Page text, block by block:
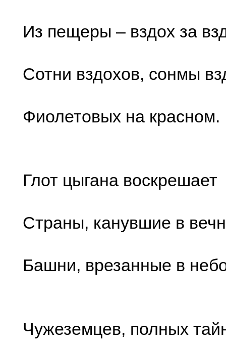
Из пещеры – вздох за
Сотни вздохов, сонмы
Фиолетовых на красном.
Глот цыгана воскрешает
Страны, канувшие в
Башни, врезанные в
Чужеземцев, полных